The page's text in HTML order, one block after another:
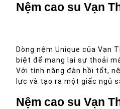
Nệm cao su Vạn
Dòng nệm Unique của Vạn
biệt để mang lại sự thoải
Với tính năng đàn hồi tốt,
lực và tạo ra một giấc ngủ
Nệm cao su Vạn